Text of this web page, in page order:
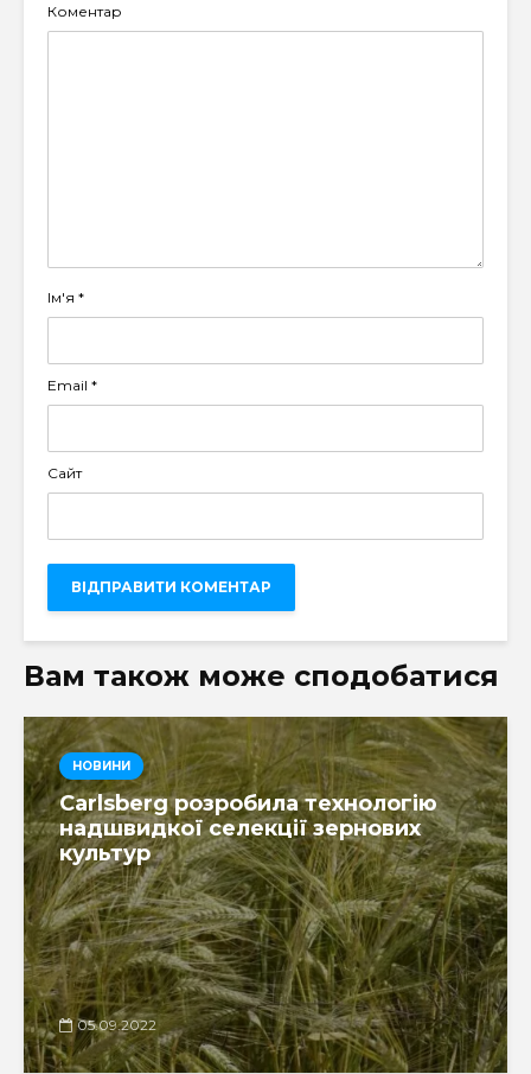
Коментар
Ім'я *
Email *
Сайт
Вам також може сподобатися
НОВИНИ
Carlsberg розробила технологію
надшвидкої селекції зернових
культур
05.09.2022